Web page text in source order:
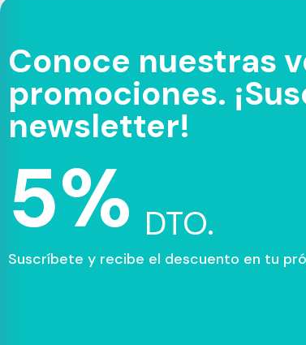
Conoce nuestras
promociones.
newsletter!
5% DTO.
Suscríbete y recibe el descuento en tu